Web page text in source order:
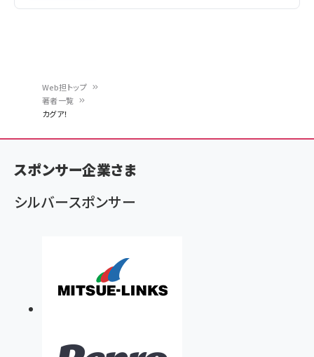
ン
く
ず
Web担トップ
著者一覧
カグア！
スポンサー企業さま
シルバースポンサー